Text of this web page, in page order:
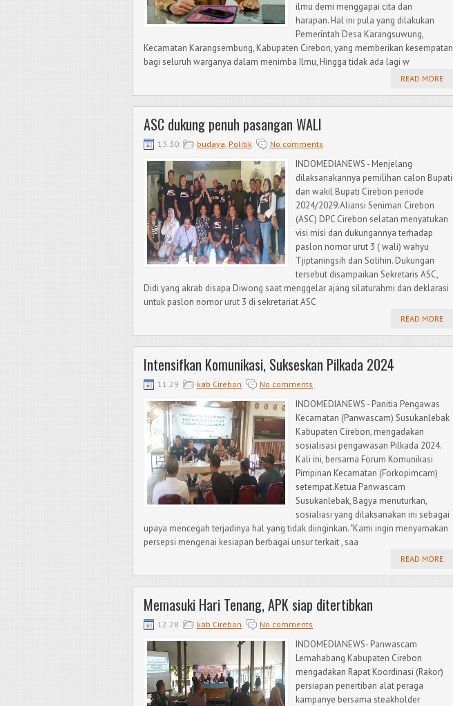
ilmu demi menggapai cita dan
harapan. Hal ini pula yang dilakukan
Pemerintah Desa Karangsuwung,
Kecamatan Karangsembung, Kabupaten Cirebon, yang memberikan kesempatan
bagi seluruh warganya dalam menimba Ilmu, Hingga tidak ada lagi w
READ MORE
ASC dukung penuh pasangan WALI
13.30 budaya, Politik No comments
INDOMEDIANEWS - Menjelang
dilaksanakannya pemilihan calon Bupati
dan wakil Bupati Cirebon periode
2024/2029.Aliansi Seniman Cirebon
(ASC) DPC Cirebon selatan menyatukan
visi misi dan dukungannya terhadap
paslon nomor urut 3 ( wali) wahyu
Tjiptaningsih dan Solihin. Dukungan
tersebut disampaikan Sekretaris ASC,
Didi yang akrab disapa Diwong saat menggelar ajang silaturahmi dan deklarasi
untuk paslon nomor urut 3 di sekretariat ASC
READ MORE
Intensifkan Komunikasi, Sukseskan Pilkada 2024
11.29 kab Cirebon No comments
INDOMEDIANEWS - Panitia Pengawas
Kecamatan (Panwascam) Susukanlebak
Kabupaten Cirebon, mengadakan
sosialisasi pengawasan Pilkada 2024.
Kali ini, bersama Forum Komunikasi
Pimpinan Kecamatan (Forkopimcam)
setempat.Ketua Panwascam
Susukanlebak, Bagya menuturkan,
sosialiasi yang dilaksanakan ini sebagai
upaya mencegah terjadinya hal yang tidak diinginkan. "Kami ingin menyamakan
persepsi mengenai kesiapan berbagai unsur terkait , saa
READ MORE
Memasuki Hari Tenang, APK siap ditertibkan
12.28 kab Cirebon No comments
INDOMEDIANEWS- Panwascam
Lemahabang Kabupaten Cirebon
mengadakan Rapat Koordinasi (Rakor)
persiapan penertiban alat peraga
kampanye bersama steakholder